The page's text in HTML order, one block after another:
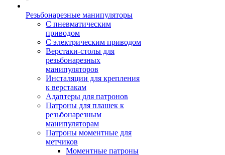
Резьбонарезные манипуляторы
С пневматическим
приводом
С электрическим приводом
Верстаки-столы для
резьбонарезных
манипуляторов
Инсталяции для крепления
к верстакам
Адаптеры для патронов
Патроны для плашек к
резьбонарезным
манипуляторам
Патроны моментные для
метчиков
Моментные патроны